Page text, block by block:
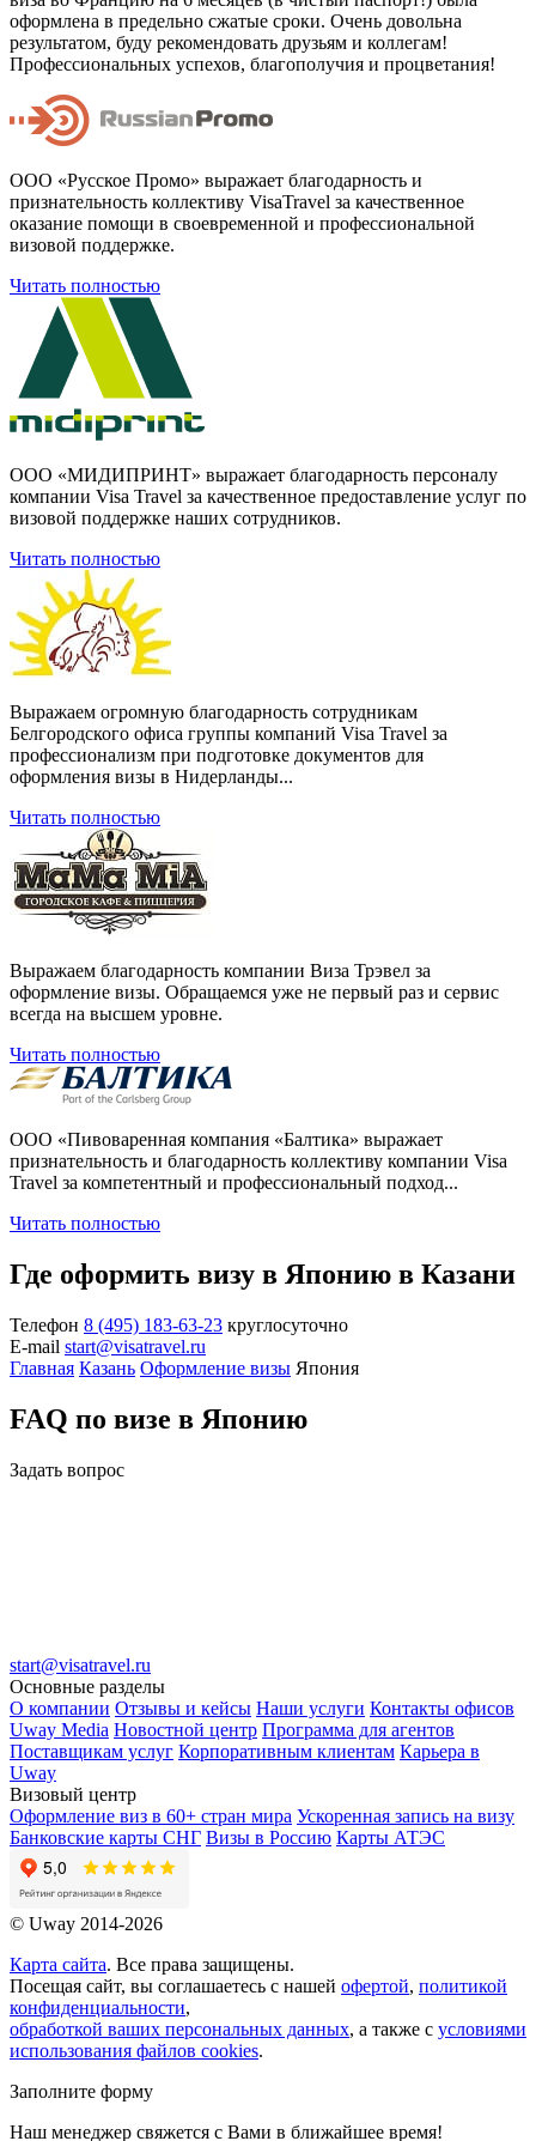
оформлена в предельно сжатые сроки. Очень довольна
результатом, буду рекомендовать друзьям и коллегам!
Профессиональных успехов, благополучия и процветания!
ООО «Русское Промо» выражает благодарность и
признательность коллективу VisaTravel за качественное
оказание помощи в своевременной и профессиональной
визовой поддержке.
Читать полностью
ООО «МИДИПРИНТ» выражает благодарность персоналу
компании Visa Travel за качественное предоставление услуг по
визовой поддержке наших сотрудников.
Читать полностью
Выражаем огромную благодарность сотрудникам
Белгородского офиса группы компаний Visa Travel за
профессионализм при подготовке документов для
оформления визы в Нидерланды...
Читать полностью
Выражаем благодарность компании Виза Трэвел за
оформление визы. Обращаемся уже не первый раз и сервис
всегда на высшем уровне.
Читать полностью
ООО «Пивоваренная компания «Балтика» выражает
признательность и благодарность коллективу компании Visa
Travel за компетентный и профессиональный подход...
Читать полностью
Где оформить визу в Японию в Казани
Телефон 8 (495) 183-63-23 круглосуточно
E-mail start@visatravel.ru
Главная Казань Оформление визы Япония
FAQ по визе в Японию
Задать вопрос
start@visatravel.ru
Основные разделы
О компании Отзывы и кейсы Наши услуги Контакты офисов
Uway Media Новостной центр Программа для агентов
Поставщикам услуг Корпоративным клиентам Карьера в
Uway
Визовый центр
Оформление виз в 60+ стран мира Ускоренная запись на визу
Банковские карты СНГ Визы в Россию Карты АТЭС
© Uway 2014-2026
Карта сайта. Все права защищены.
Посещая сайт, вы соглашаетесь с нашей офертой, политикой
конфиденциальности,
обработкой ваших персональных данных, а также с условиями
использования файлов cookies.
Заполните форму
Наш менеджер свяжется с Вами в ближайшее время!